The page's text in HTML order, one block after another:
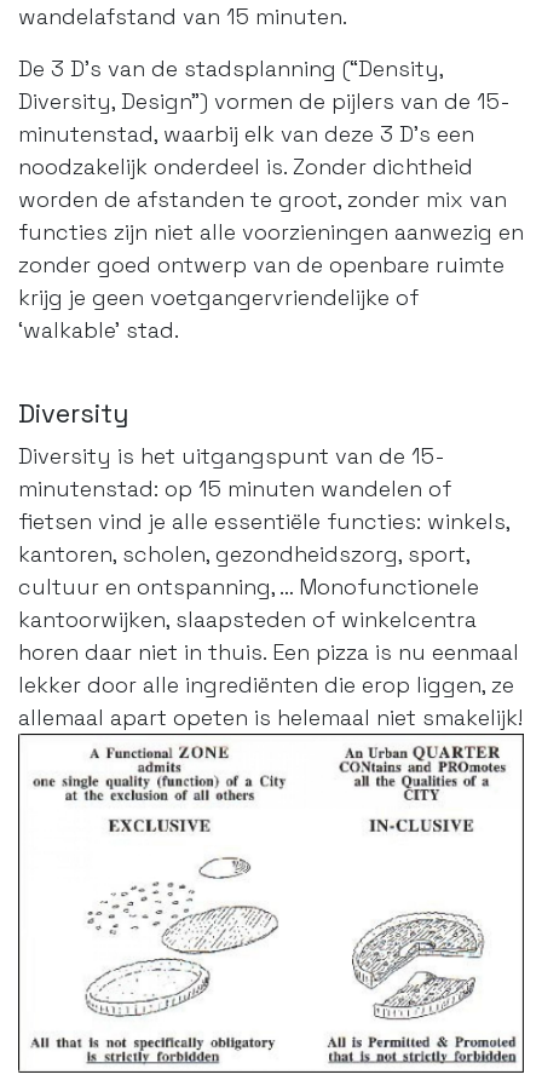
wandelafstand van 15 minuten.
De 3 D’s van de stadsplanning (“Density,
Diversity, Design”) vormen de pijlers van de 15-
minutenstad, waarbij elk van deze 3 D’s een
noodzakelijk onderdeel is. Zonder dichtheid
worden de afstanden te groot, zonder mix van
functies zijn niet alle voorzieningen aanwezig en
zonder goed ontwerp van de openbare ruimte
krijg je geen voetgangervriendelijke of
‘walkable’ stad.
Diversity
Diversity is het uitgangspunt van de 15-
minutenstad: op 15 minuten wandelen of
fietsen vind je alle essentiële functies: winkels,
kantoren, scholen, gezondheidszorg, sport,
cultuur en ontspanning, … Monofunctionele
kantoorwijken, slaapsteden of winkelcentra
horen daar niet in thuis. Een pizza is nu eenmaal
lekker door alle ingrediënten die erop liggen, ze
allemaal apart opeten is helemaal niet smakelijk!